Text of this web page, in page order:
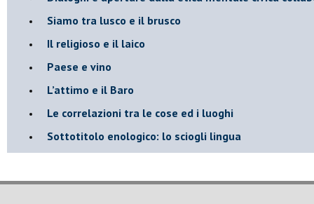
Siamo tra lusco e il brusco
Il religioso e il laico
​Paese e vino
L’attimo e il Baro
Le correlazioni tra le cose ed i luoghi
​Sottotitolo enologico: lo sciogli lingua